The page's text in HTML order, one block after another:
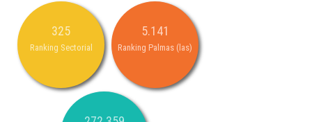
325
Ranking Sectorial
5.141
Ranking Palmas (las)